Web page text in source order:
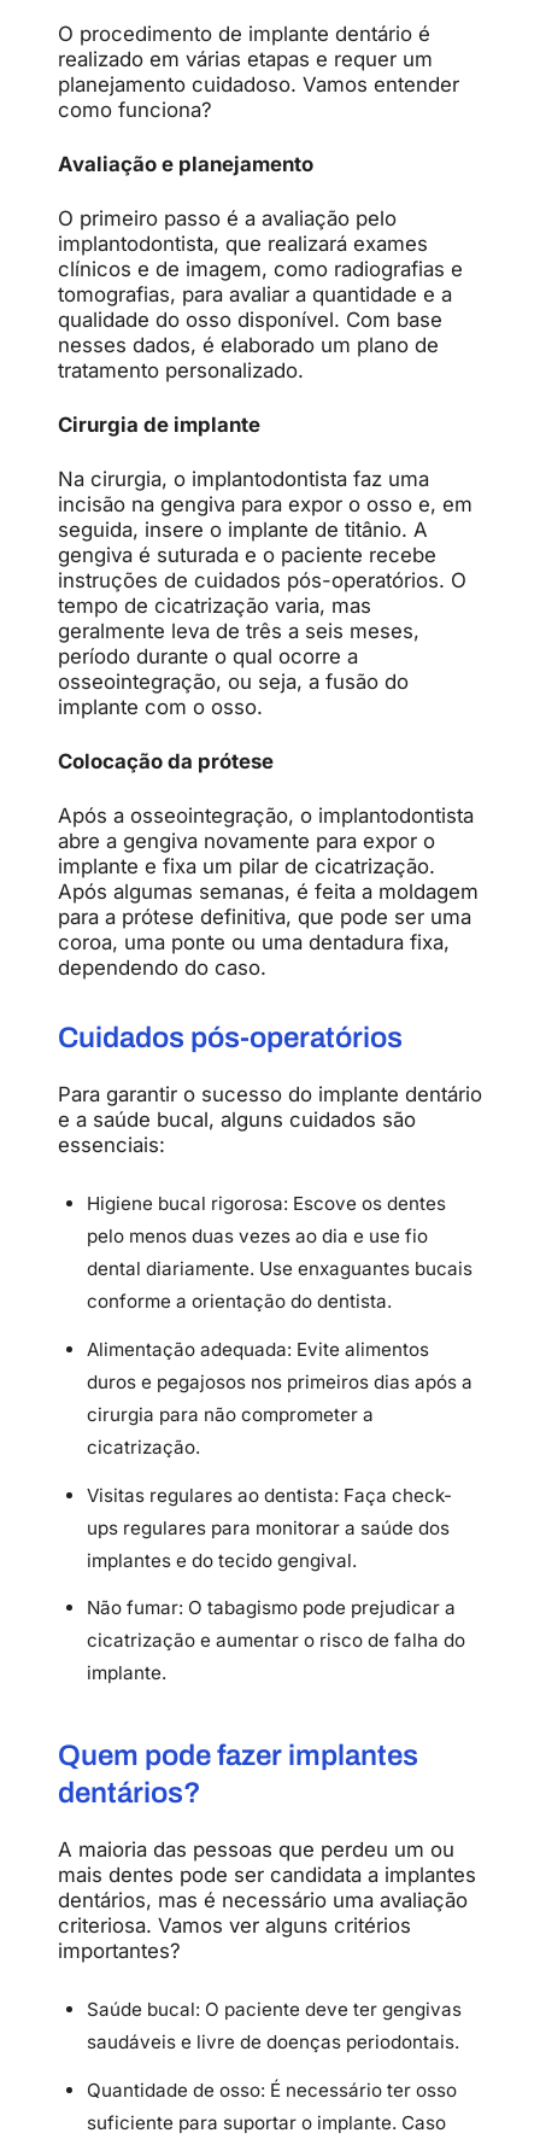
O procedimento de implante dentário é
realizado em várias etapas e requer um
planejamento cuidadoso. Vamos entender
como funciona?
Avaliação e planejamento
O primeiro passo é a avaliação pelo
implantodontista, que realizará exames
clínicos e de imagem, como radiografias e
tomografias, para avaliar a quantidade e a
qualidade do osso disponível. Com base
nesses dados, é elaborado um plano de
tratamento personalizado.
Cirurgia de implante
Na cirurgia, o implantodontista faz uma
incisão na gengiva para expor o osso e, em
seguida, insere o implante de titânio. A
gengiva é suturada e o paciente recebe
instruções de cuidados pós-operatórios. O
tempo de cicatrização varia, mas
geralmente leva de três a seis meses,
período durante o qual ocorre a
osseointegração, ou seja, a fusão do
implante com o osso.
Colocação da prótese
Após a osseointegração, o implantodontista
abre a gengiva novamente para expor o
implante e fixa um pilar de cicatrização.
Após algumas semanas, é feita a moldagem
para a prótese definitiva, que pode ser uma
coroa, uma ponte ou uma dentadura fixa,
dependendo do caso.
Cuidados pós-operatórios
Para garantir o sucesso do implante dentário
e a saúde bucal, alguns cuidados são
essenciais:
Higiene bucal rigorosa: Escove os dentes
pelo menos duas vezes ao dia e use fio
dental diariamente. Use enxaguantes bucais
conforme a orientação do dentista.
Alimentação adequada: Evite alimentos
duros e pegajosos nos primeiros dias após a
cirurgia para não comprometer a
cicatrização.
Visitas regulares ao dentista: Faça check-
ups regulares para monitorar a saúde dos
implantes e do tecido gengival.
Não fumar: O tabagismo pode prejudicar a
cicatrização e aumentar o risco de falha do
implante.
Quem pode fazer implantes
dentários?
A maioria das pessoas que perdeu um ou
mais dentes pode ser candidata a implantes
dentários, mas é necessário uma avaliação
criteriosa. Vamos ver alguns critérios
importantes?
Saúde bucal: O paciente deve ter gengivas
saudáveis e livre de doenças periodontais.
Quantidade de osso: É necessário ter osso
suficiente para suportar o implante. Caso